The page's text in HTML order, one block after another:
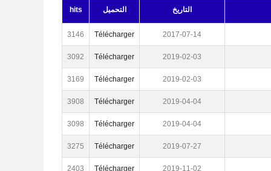
التاريخ التحميل hits
2017-07-14
Télécharger
3146
2019-02-03
Télécharger
3092
2019-02-03
Télécharger
3169
2019-04-04
Télécharger
3908
2019-04-04
Télécharger
3098
2019-07-27
Télécharger
3275
2019-11-02
Télécharger
2403